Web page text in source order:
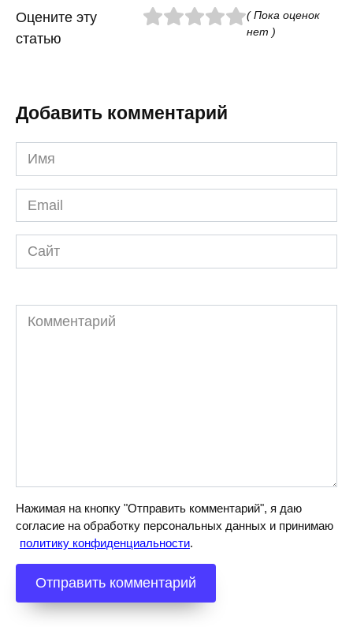
Оцените эту
статью
( Пока оценок
нет )
Добавить комментарий
Имя
*
Email
*
Сайт
Комментарий
Нажимая на кнопку "Отправить комментарий", я даю
согласие на обработку персональных данных и принимаю
политику конфиденциальности.